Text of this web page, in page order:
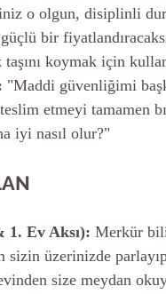
o olgun, disiplinli
bir
taşını koymak için
"Maddi güvenliğimi
etmeyi tamamen
iyi nasıl olur?"
1. Ev Aksı): Merkür
sizin üzerinizde
size meydan